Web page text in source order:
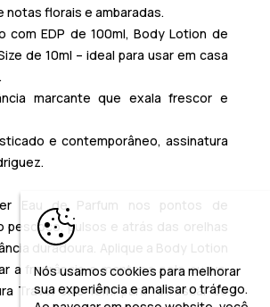
notas florais e ambaradas.
com EDP de 100ml, Body Lotion de
de 10ml – ideal para usar em casa
marcante que exala frescor e
e contemporâneo, assinatura
Eau de Parfum nos pontos de
pescoço, pulsos e atrás das orelhas
duradoura. Aplique a Body Lotion
a fragrância e manter a pele suave.
Travel Size 10mlpara refrescar-se
Nós usamos cookies para melhorar
sua experiência e analisar o tráfego.